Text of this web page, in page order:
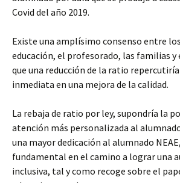
Covid del año 2019.
Existe una amplísimo consenso entre
educación, el profesorado, las familias y
que una reducción de la ratio
inmediata en una mejora de la calidad.
La rebaja de ratio por ley, supondría la
atención más personalizada al
una mayor dedicación al alumnado
fundamental en el camino a lograr una
inclusiva, tal y como recoge sobre el